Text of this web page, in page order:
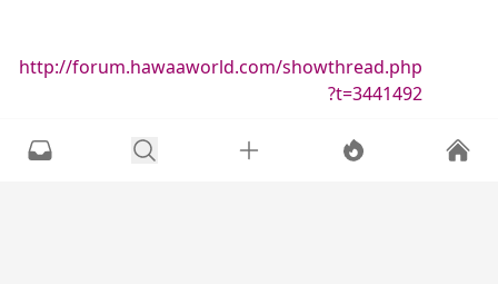
http://forum.hawaaworld.com/showthread.php
?t=3441492
إضافة رد جديد عدم إعجاب
0